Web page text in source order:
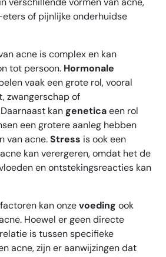
of pijnlijke onderhuidse
acne is complex en kan
tot persoon. Hormonale
vaak een grote rol, vooral
zwangerschap of
kangeneticaeen rol
een grotere aanleg hebben
van acne.Stress is ook een
kan verergeren, omdat het de
en ontstekingsreacties kan
kan onzevoeding ook
Hoewel er geen directe
is tussen specifieke
acne, zijn er aanwijzingen dat